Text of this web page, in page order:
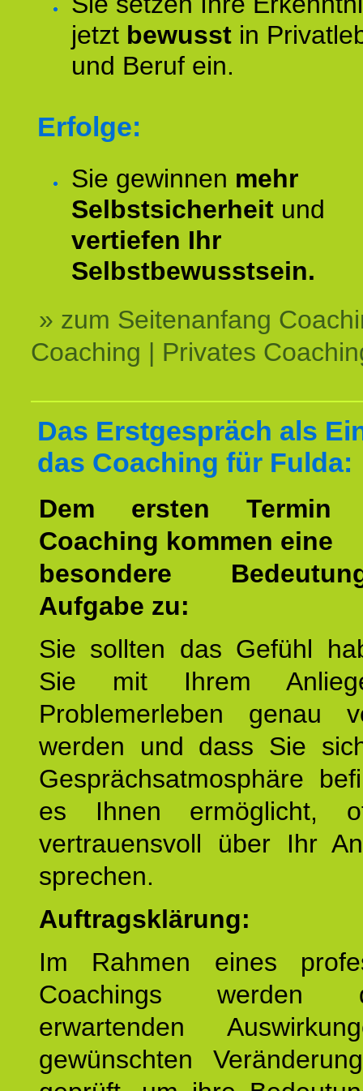
jetzt bewusst in
und Beruf ein.
Erfolge:
Sie gewinnen mehr
Selbstsicherheit und
vertiefen Ihr
Selbstbewusstsein.
» zum Seitenanfang
Coaching | Privates
Das Erstgespräch als
das Coaching für Fulda:
Dem ersten
Coaching kommen eine
besondere
Aufgabe zu:
Sie sollten das Gefühl
Sie mit Ihrem
Problemerleben genau
werden und dass Sie
Gesprächsatmosphäre
es Ihnen ermöglicht,
vertrauensvoll über Ihr
sprechen.
Auftragsklärung:
Im Rahmen eines
Coachings
erwartenden
gewünschten